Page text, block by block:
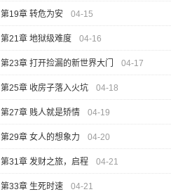
第19章 转危为安 04-15
第21章 地狱级难度 04-16
第23章 打开捡漏的新世界大门 04-17
第25章 收房子落入火坑 04-18
第27章 贱人就是矫情 04-19
第29章 女人的想象力 04-20
第31章 发财之旅，启程 04-21
第33章 生死时速 04-21